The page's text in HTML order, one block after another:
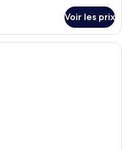
Voir les prix
chambre d’hôtel moderne